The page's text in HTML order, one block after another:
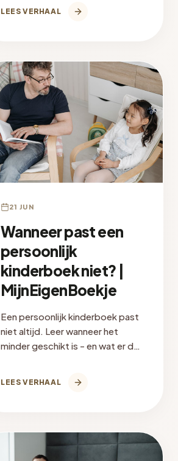
en foto.
LEES VERHAAL
21 JUN
Wanneer past een
persoonlijk
kinderboek niet? |
MijnEigenBoekje
Een persoonlijk kinderboek past
niet altijd. Leer wanneer het
minder geschikt is - en wat er dan
LEES VERHAAL